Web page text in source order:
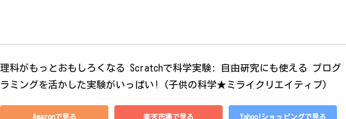
理科がもっとおもしろくなる Scratchで科学実験: 自由研究にも使える プログ
ラミングを活かした実験がいっぱい! (子供の科学★ミライクリエイティブ)
Amazonで見る 楽天市場で見る Yahoo!ショッピングで見る